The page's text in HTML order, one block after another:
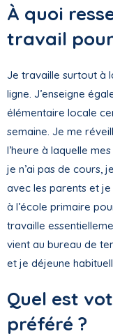
À quoi
travail
Je travaille surtout à
ligne. J’enseigne
élémentaire locale
semaine. Je me
l’heure à laquelle
je n’ai pas de cours,
avec les parents et
à l’école primaire
travaille
vient au bureau de
et je déjeune
Quel est
préféré ?